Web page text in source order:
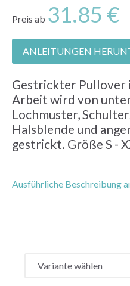
Preis ab 31.85 €
ANLEITUNGEN
Gestrickter Pullover
Arbeit wird von
Lochmuster,
Halsblende und
gestrickt. Größe S -
Ausführliche Beschreibung